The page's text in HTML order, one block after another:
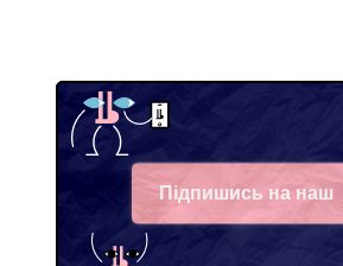
Підпишись на наш
Facebook